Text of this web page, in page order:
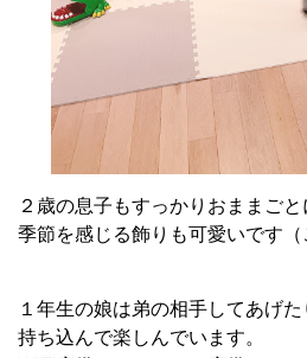
２歳の息子もすっかりおままごと
季節を感じる飾りも可愛いです（
１年生の娘は弟の相手してあげ
持ち込んで楽しんでいます。